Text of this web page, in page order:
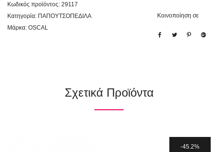
Κωδικός προϊόντος: 29117
Κατηγορία: ΠΑΠΟΥΤΣΟΠΕΔΙΛΑ
Μάρκα: OSCAL
Κοινοποίηση σε
Σχετικά Προϊόντα
45.2%